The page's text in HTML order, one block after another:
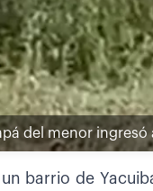
del menor
barrio de